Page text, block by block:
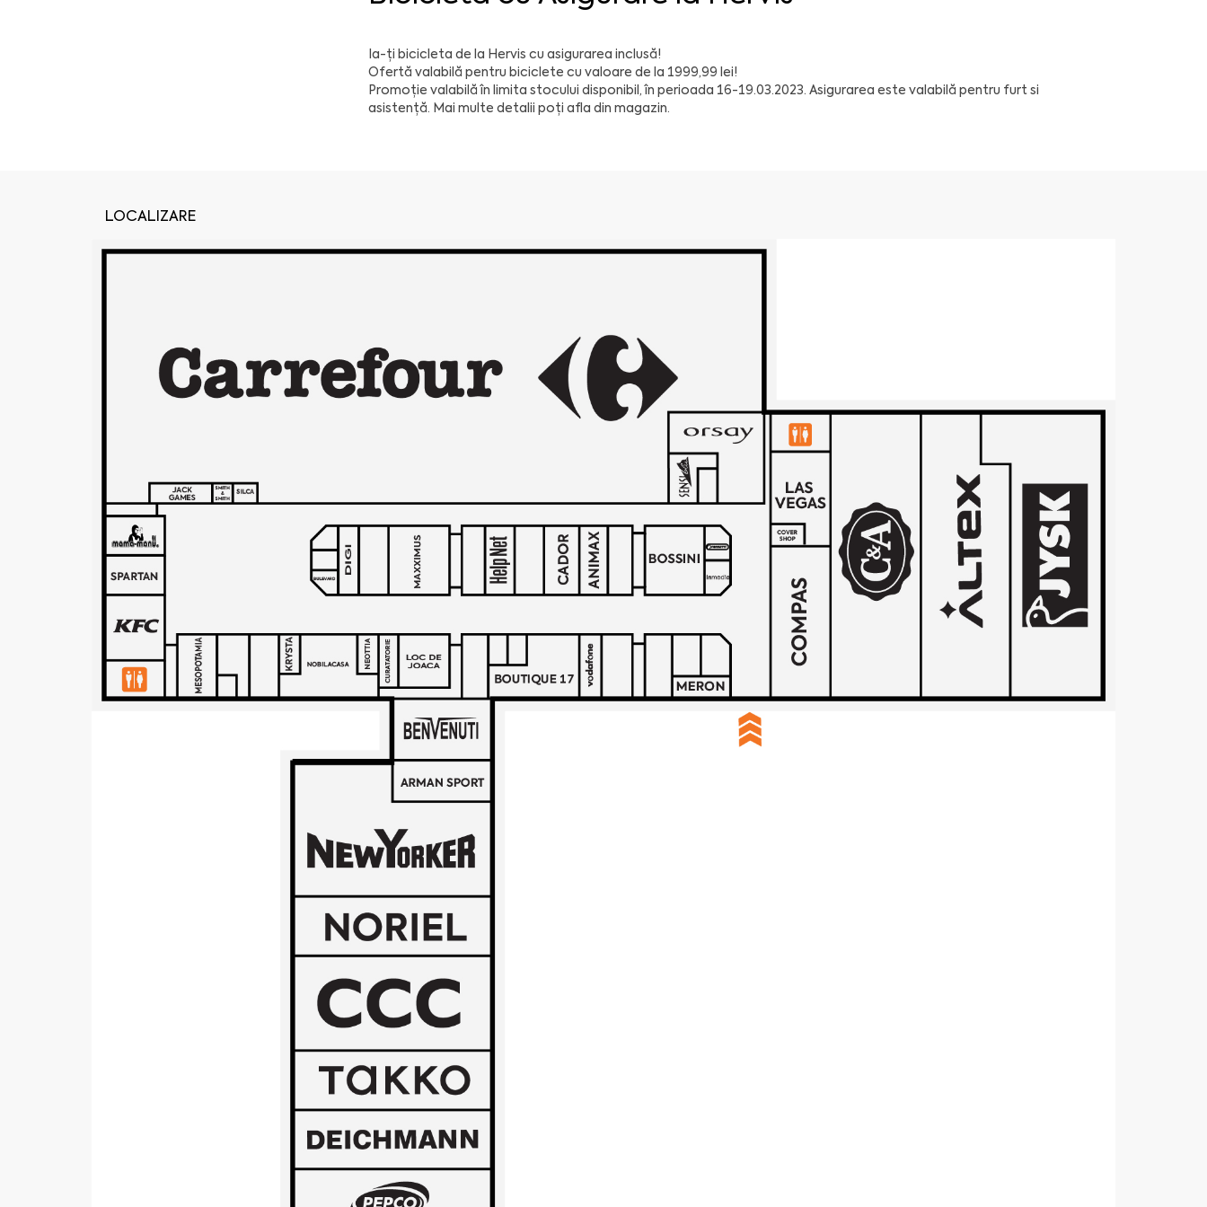
Ia-ți bicicleta de la Hervis cu asigurarea inclusă!
Ofertă valabilă pentru biciclete cu valoare de la 1999,99 lei!
Promoție valabilă în limita stocului disponibil, în perioada 16-19.03.2023. Asigurarea este valabilă pentru furt si
asistență. Mai multe detalii poți afla din magazin.
LOCALIZARE